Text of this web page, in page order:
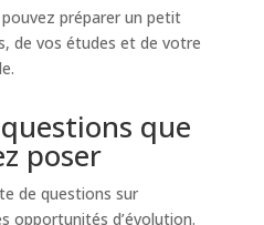
préparer un petit
de vos études et de votre
que
poser
de questions sur
opportunités d’évolution.